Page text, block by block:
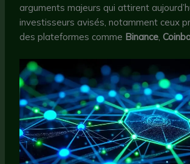
arguments majeurs qui attirent
investisseurs avisés, notamment ceux
des plateformes comme Binance,